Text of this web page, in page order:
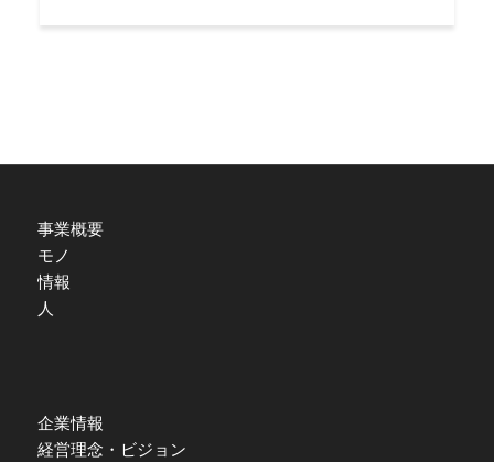
事業概要
モノ
情報
人
企業情報
経営理念・ビジョン